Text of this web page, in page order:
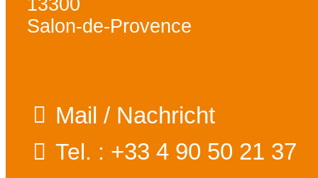
13300
Salon-de-Provence
Mail / Nachricht
Tel. : +33 4 90 50 21 37